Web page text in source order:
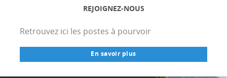
REJOIGNEZ-NOUS
Retrouvez ici les postes à pourvoir
En savoir plus